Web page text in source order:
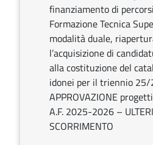
finanziamento di
Formazione Tecnica
modalità duale,
l’acquisizione di
alla costituzione del
idonei per il triennio 25/
APPROVAZIONE
A.F. 2025-2026 –
SCORRIMENTO